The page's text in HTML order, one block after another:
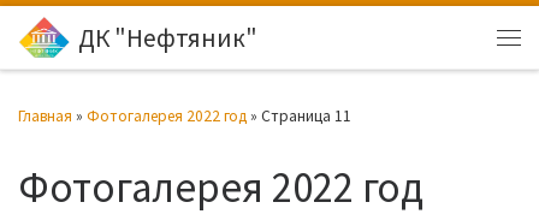
Перейти к содержимому
ДК "Нефтяник"
Главная » Фотогалерея 2022 год » Страница 11
Фотогалерея 2022 год